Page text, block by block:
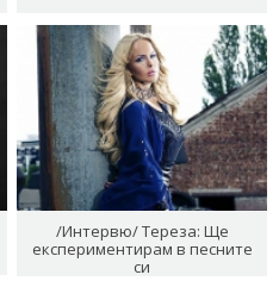
/Интервю/ Тереза: Ще
експериментирам в песните
си